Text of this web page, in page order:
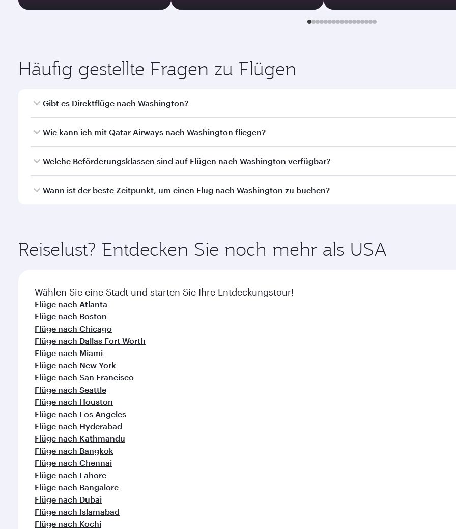
Häufig gestellte Fragen zu Flügen
Ja, Qatar Airways betreibt Direktflüge nach Washington. Flugpläne und -frequenzen finden Sie auf unserer
Wie kann ich mit Qatar Airways nach Washington fliegen?
Mit Qatar Airways können Sie direkt nach Washington fliegen. Wir bringen Sie via Doha zu über 150
effizienten Transit am Hamad International Airport.
Welche Beförderungsklassen sind auf Flügen nach Washington verfügbar?
Die Verfügbarkeit einzelner Beförderungsklassen ist von der jeweiligen Flugstrecke und der durchführenden
durchgeführten Flügen können Sie auch in der Business Class (einschl. Qsuite in ausgewählten Flugzeugen)
Wann ist der beste Zeitpunkt, um einen Flug nach Washington zu buchen?
Reiselust? Entdecken Sie noch mehr als USA
Flüge nach Atlanta
Flüge nach Boston
Flüge nach Chicago
Flüge nach Dallas Fort Worth
Flüge nach Miami
Flüge nach New York
Flüge nach San Francisco
Flüge nach Seattle
Flüge nach Houston
Flüge nach Los Angeles
Flüge nach Hyderabad
Flüge nach Kathmandu
Flüge nach Bangkok
Flüge nach Chennai
Flüge nach Lahore
Flüge nach Bangalore
Flüge nach Dubai
Flüge nach Islamabad
Flüge nach Kochi